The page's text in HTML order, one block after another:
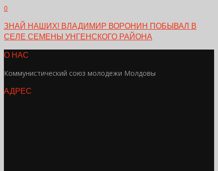
0
ЗНАЙ НАШИХ! ВЛАДИМИР ВОРОНИН ПОБЫВАЛ В
СЕЛЕ СЕМЕНЫ УНГЕНСКОГО РАЙОНА
О НАС
Коммунистический союз молодежи Молдовы
АДРЕС